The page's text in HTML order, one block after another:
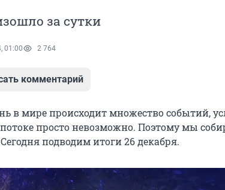
за сутки
01:00 2 764
комментарий
в мире происходит множество событий,
просто невозможно. Поэтому мы
подводим итоги 26 декабря.